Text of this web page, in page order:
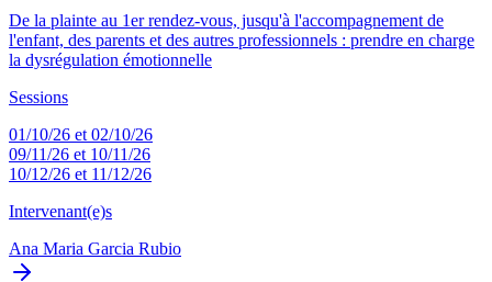
De la plainte au 1er rendez-vous, jusqu'à l'accompagnement de
l'enfant, des parents et des autres professionnels : prendre en charge
la dysrégulation émotionnelle
Sessions
01/10/26 et 02/10/26
09/11/26 et 10/11/26
10/12/26 et 11/12/26
Intervenant(e)s
Ana Maria Garcia Rubio